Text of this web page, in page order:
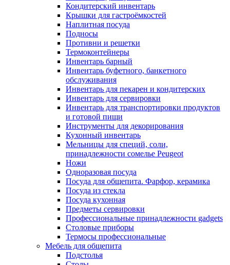
Кондитерский инвентарь
Крышки для гастроёмкостей
Наплитная посуда
Подносы
Противни и решетки
Термоконтейнеры
Инвентарь барный
Инвентарь буфетного, банкетного
обслуживания
Инвентарь для пекарен и кондитерских
Инвентарь для сервировки
Инвентарь для транспортировки продуктов
и готовой пищи
Инструменты для декорирования
Кухонный инвентарь
Мельницы для специй, соли,
принадлежности сомелье Peugeot
Ножи
Одноразовая посуда
Посуда для общепита. Фарфор, керамика
Посуда из стекла
Посуда кухонная
Предметы сервировки
Профессиональные принадлежности gadgets
Столовые приборы
Термосы профессиональные
Мебель для общепита
Подстолья